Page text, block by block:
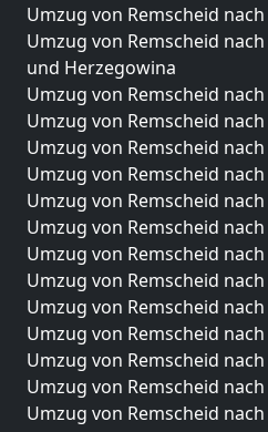
Umzug von Remscheid
Umzug von Remscheid
und Herzegowina
Umzug von Remscheid
Umzug von Remscheid
Umzug von Remscheid
Umzug von Remscheid
Umzug von Remscheid
Umzug von Remscheid
Umzug von Remscheid
Umzug von Remscheid
Umzug von Remscheid
Umzug von Remscheid
Umzug von Remscheid
Umzug von Remscheid
Umzug von Remscheid